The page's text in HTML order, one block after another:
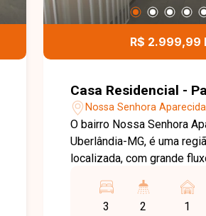
R$ 2.999,99
Casa Residencial -
Nossa Senhora
Uberlândia/MG
O bairro Nossa Senhora
Uberlândia-MG, é uma
localizada, com grande
atividades comerciais. Sala de
recepção, 3 salas de
3
2
1